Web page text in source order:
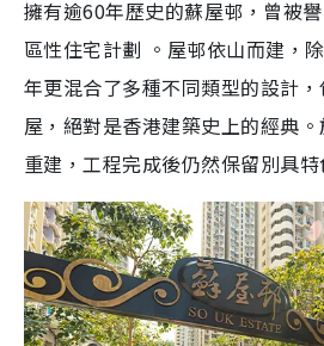
擁有逾60年歷史的蘇屋邨，曾被
區性住宅計劃 。屋邨依山而建，
年更混合了多種不同類型的設計
屋，絕對是香港建築史上的經典
重建，工程完成後仍然保留別具